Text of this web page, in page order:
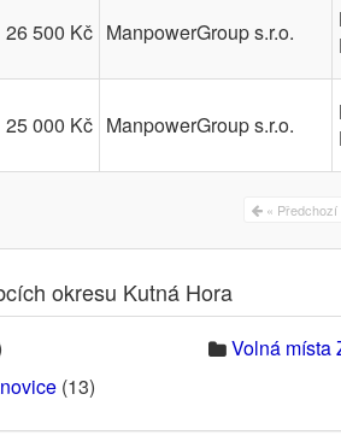
26 500 Kč ManpowerGroup s.r.o.
25 000 Kč ManpowerGroup s.r.o.
« Předchozí
okresu Kutná Hora
Volná místa
(13)